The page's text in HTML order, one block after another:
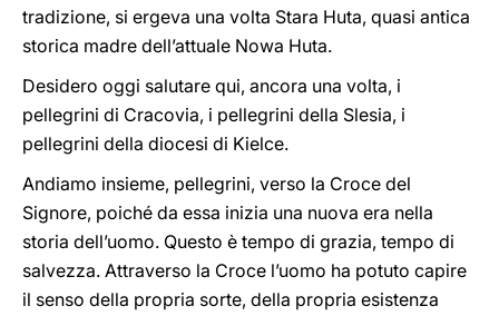
tradizione, si ergeva una volta Stara Huta, quasi antica
storica madre dell’attuale Nowa Huta.
Desidero oggi salutare qui, ancora una volta, i
pellegrini di Cracovia, i pellegrini della Slesia, i
pellegrini della diocesi di Kielce.
Andiamo insieme, pellegrini, verso la Croce del
Signore, poiché da essa inizia una nuova era nella
storia dell’uomo. Questo è tempo di grazia, tempo di
salvezza. Attraverso la Croce l’uomo ha potuto capire
il senso della propria sorte, della propria esistenza